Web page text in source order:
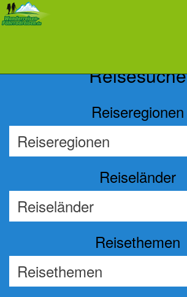
Reisesuche
Reiseregionen
Reiseländer
Reisethemen